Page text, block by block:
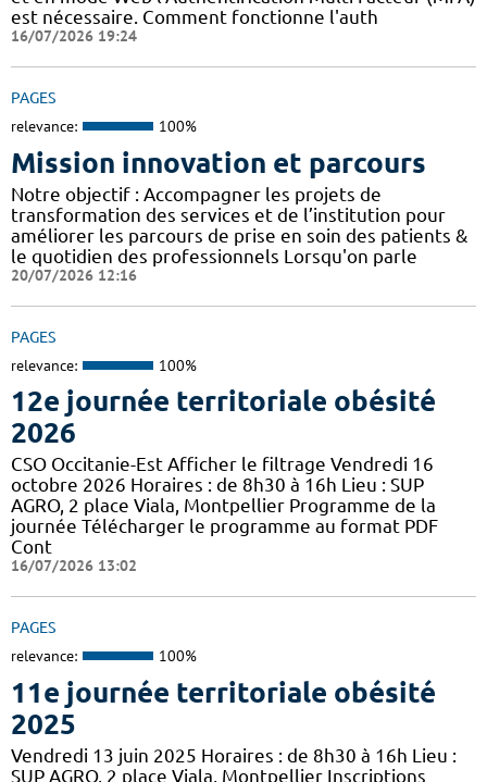
est nécessaire. Comment fonctionne l'auth
16/07/2026 19:24
PAGES
relevance: 100%
Mission innovation et parcours
Notre objectif : Accompagner les projets de
transformation des services et de l’institution pour
améliorer les parcours de prise en soin des patients &
le quotidien des professionnels Lorsqu'on parle
20/07/2026 12:16
PAGES
relevance: 100%
12e journée territoriale obésité
2026
CSO Occitanie-Est Afficher le filtrage Vendredi 16
octobre 2026 Horaires : de 8h30 à 16h Lieu : SUP
AGRO, 2 place Viala, Montpellier Programme de la
journée Télécharger le programme au format PDF
Cont
16/07/2026 13:02
PAGES
relevance: 100%
11e journée territoriale obésité
2025
Vendredi 13 juin 2025 Horaires : de 8h30 à 16h Lieu :
SUP AGRO, 2 place Viala, Montpellier Inscriptions